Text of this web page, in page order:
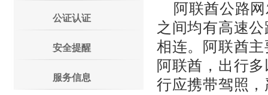
公证认证
安全提醒
服务信息
阿联酋公路
之间均有高速
相连。阿联酋
阿联酋，出行
行应携带驾照